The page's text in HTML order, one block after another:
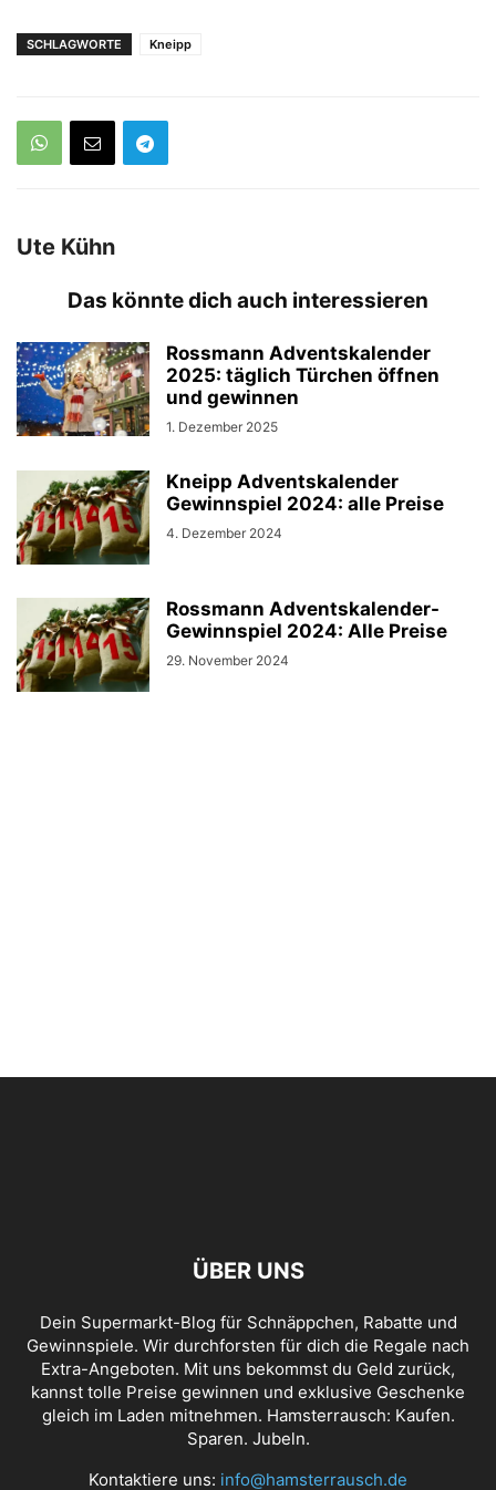
SCHLAGWORTE Kneipp
Ute Kühn
Das könnte dich auch interessieren
Rossmann Adventskalender
2025: täglich Türchen öffnen
und gewinnen
1. Dezember 2025
Kneipp Adventskalender
Gewinnspiel 2024: alle Preise
4. Dezember 2024
Rossmann Adventskalender-
Gewinnspiel 2024: Alle Preise
29. November 2024
ÜBER UNS
Dein Supermarkt-Blog für Schnäppchen, Rabatte und
Gewinnspiele. Wir durchforsten für dich die Regale nach
Extra-Angeboten. Mit uns bekommst du Geld zurück,
kannst tolle Preise gewinnen und exklusive Geschenke
gleich im Laden mitnehmen. Hamsterrausch: Kaufen.
Sparen. Jubeln.
Kontaktiere uns: info@hamsterrausch.de